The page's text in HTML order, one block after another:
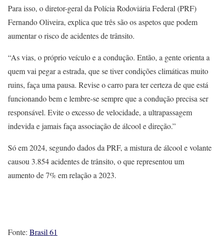
Para isso, o diretor-geral da Polícia Rodoviária Federal (PRF)
Fernando Oliveira, explica que três são os aspetos que podem
aumentar o risco de acidentes de trânsito.
“As vias, o próprio veículo e a condução. Então, a gente orienta a
quem vai pegar a estrada, que se tiver condições climáticas muito
ruins, faça uma pausa. Revise o carro para ter certeza de que está
funcionando bem e lembre-se sempre que a condução precisa ser
responsável. Evite o excesso de velocidade, a ultrapassagem
indevida e jamais faça associação de álcool e direção.”
Só em 2024, segundo dados da PRF, a mistura de álcool e volante
causou 3.854 acidentes de trânsito, o que representou um
aumento de 7% em relação a 2023.
Fonte: Brasil 61